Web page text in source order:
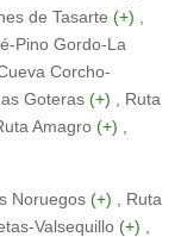
de Tasarte (+)
Pino Gordo-La
Corcho-
Goteras (+) , Ruta
Amagro (+)
Noruegos (+) , Ruta
Valsequillo (+)